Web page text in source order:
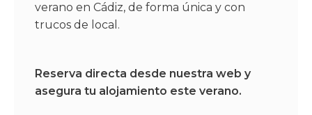
verano en Cádiz, de forma única y con
trucos de local.
Reserva directa desde nuestra web y
asegura tu alojamiento este verano.